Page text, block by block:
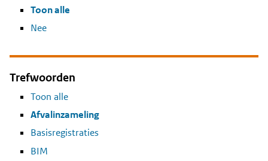
Toon alle
Nee
Trefwoorden
Toon alle
Afvalinzameling
Basisregistraties
BIM